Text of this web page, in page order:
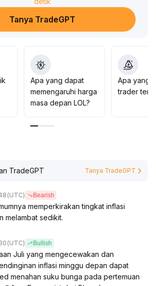
0
namun jika support ditembus harus
cut loss
ini, disarankan tetap berhati-hati,
ringan untuk coba-coba, dan waspada
pullback akibat breakout palsu
Tanya TradeGPT
Apa yang dapat
memengaruhi harga
masa depan LOL?
Apa yang
trader
TradeGPT Tanya TradeGPT
(UTC) Bearish
memperkirakan tingkat inflasi
melambat sedikit.
(UTC) Bullish
Juli yang mengecewakan dan
inflasi minggu depan dapat
menahan suku bunga pada pertemuan